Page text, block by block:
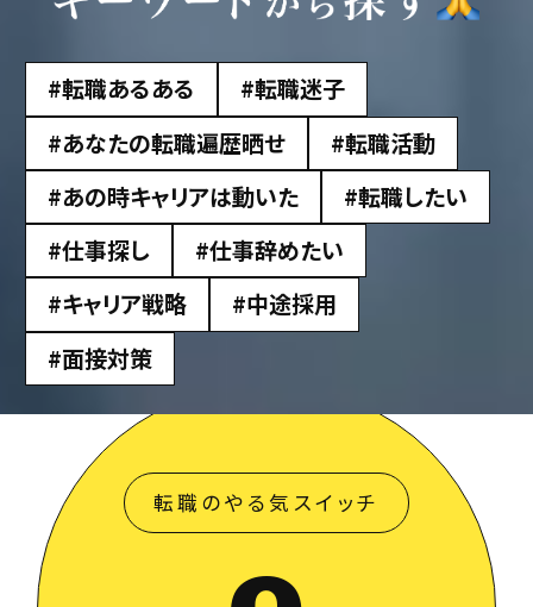
#転職あるある
#転職迷子
#あなたの転職遍歴晒せ
#転職活動
#あの時キャリアは動いた
#転職したい
#仕事探し
#仕事辞めたい
#キャリア戦略
#中途採用
#面接対策
転職のやる気スイッチ